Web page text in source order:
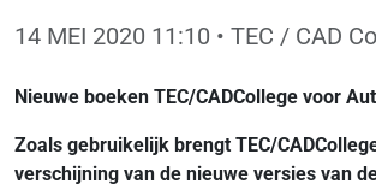
14 MEI 2020 11:10 • TEC / CAD
Nieuwe boeken TEC/CADCollege voor
Zoals gebruikelijk brengt TEC/
verschijning van de nieuwe versies van